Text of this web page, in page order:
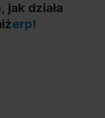
jak działa
erp!